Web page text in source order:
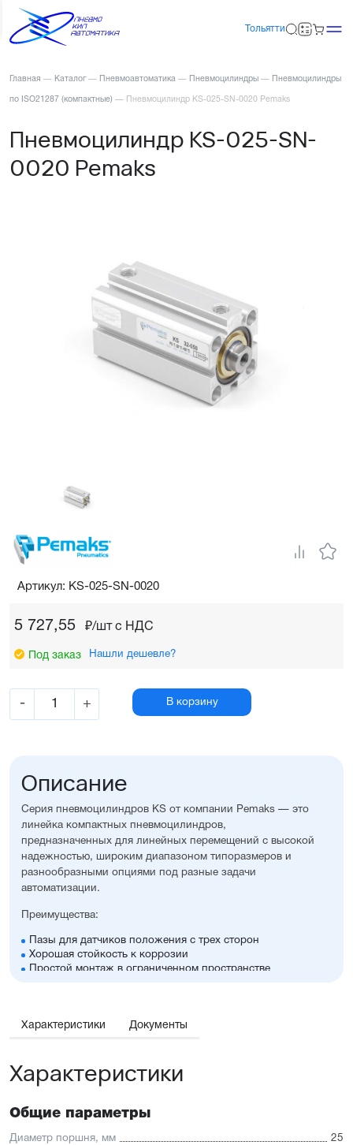
Тольятти
Главная — Каталог — Пневмоавтоматика — Пневмоцилиндры — Пневмоцилиндры
по ISO21287 (компактные) — Пневмоцилиндр KS-025-SN-0020 Pemaks
Пневмоцилиндр KS-025-SN-
0020 Pemaks
5 727,55 ₽/шт c НДС
Под заказ Нашли дешевле?
- + В корзину
Артикул: KS-025-SN-0020
Описание
Серия пневмоцилиндров KS от компании Pemaks — это
линейка компактных пневмоцилиндров,
предназначенных для линейных перемещений с высокой
надежностью, широким диапазоном типоразмеров и
разнообразными опциями под разные задачи
автоматизации.
Преимущества:
Пазы для датчиков положения с трех сторон
Хорошая стойкость к коррозии
Простой монтаж в ограниченном пространстве
Упругие элементы демпфирования
Уплотнение — полиуретан (PU) с возможностью
замены на уплотнения с расширенным температурным
Характеристики Документы
Характеристики
Общие параметры
Диаметр поршня, мм 25